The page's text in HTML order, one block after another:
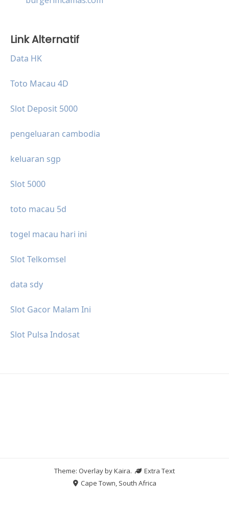
Link Alternatif
Data HK
Toto Macau 4D
Slot Deposit 5000
pengeluaran cambodia
keluaran sgp
Slot 5000
toto macau 5d
togel macau hari ini
Slot Telkomsel
data sdy
Slot Gacor Malam Ini
Slot Pulsa Indosat
Theme: Overlay byKaira.
Extra Text
Cape Town, South Africa